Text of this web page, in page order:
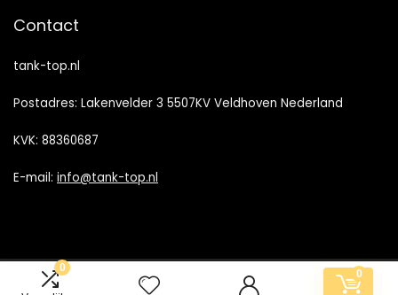
0
0
Contact
tank-top.nl
Postadres: Lakenvelder 3 5507KV Veldhoven Nederland
KVK: 88360687
E-mail: info@tank-top.nl
2024 © Tank-top.nl Alle rechten voorbehouden